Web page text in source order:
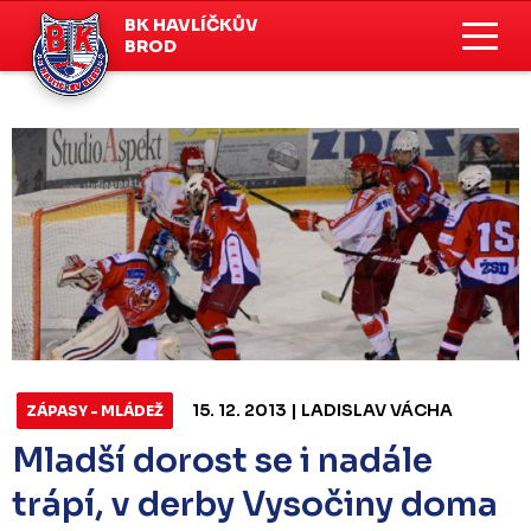
BK HAVLÍČKŮV
BROD
ZÁPASY - MLÁDEŽ 15. 12. 2013 | LADISLAV VÁCHA
Mladší dorost se i nadále
trápí, v derby Vysočiny doma